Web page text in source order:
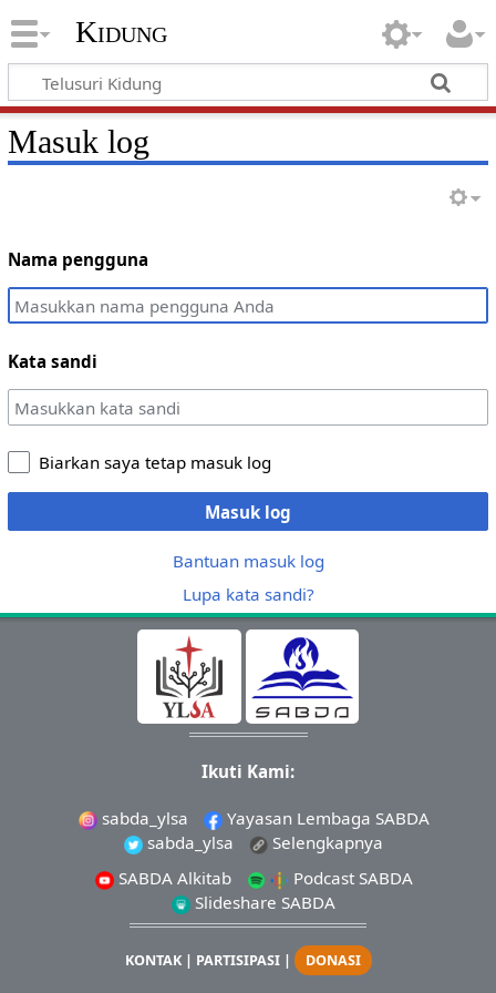
Kidung
Masuk log
Nama pengguna
Kata sandi
Biarkan saya tetap masuk log
Masuk log
Bantuan masuk log
Lupa kata sandi?
Ikuti Kami:
sabda_ylsa
Yayasan Lembaga SABDA
sabda_ylsa
Selengkapnya
SABDA Alkitab
Podcast SABDA
Slideshare SABDA
KONTAK| PARTISIPASI| DONASI